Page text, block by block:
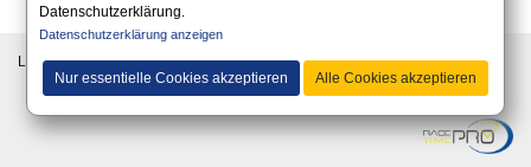
Datenschutzerklärung.
Datenschutzerklärung anzeigen
Nur essentielle Cookies akzeptieren Alle Cookies akzeptieren
announcement on the website of the organizer.
Language:
© 2019 - This website is a service from the RaceTimePro GmbH -